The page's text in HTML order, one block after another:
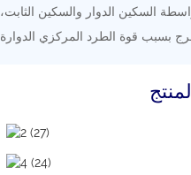
السكين الدوار والسكين الثابت،